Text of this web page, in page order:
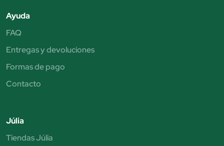
Ayuda
FAQ
Entregas y devoluciones
Formas de pago
Contacto
Júlia
Tiendas Júlia